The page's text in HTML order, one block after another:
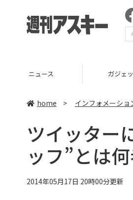
ニュース ガジェ
home > インフォメーショ
ツイッター
ッフ”とは
2014年05月17日 20時00分更新